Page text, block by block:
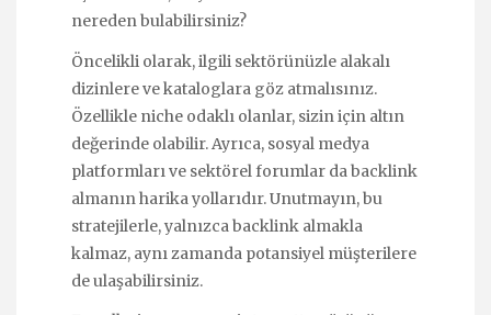
nereden bulabilirsiniz?
Öncelikli olarak, ilgili sektörünüzle alakalı
dizinlere ve kataloglara göz atmalısınız.
Özellikle niche odaklı olanlar, sizin için altın
değerinde olabilir. Ayrıca, sosyal medya
platformları ve sektörel forumlar da backlink
almanın harika yollarıdır. Unutmayın, bu
stratejilerle, yalnızca backlink almakla
kalmaz, aynı zamanda potansiyel müşterilere
de ulaşabilirsiniz.